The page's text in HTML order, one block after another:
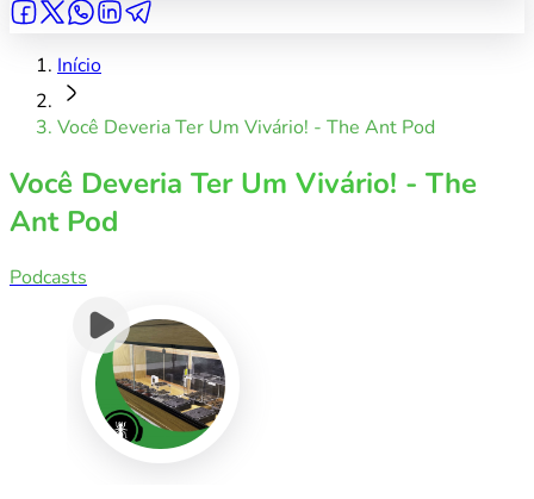
Início
Você Deveria Ter Um Vivário! - The Ant Pod
Você Deveria Ter Um Vivário! - The
Ant Pod
Podcasts